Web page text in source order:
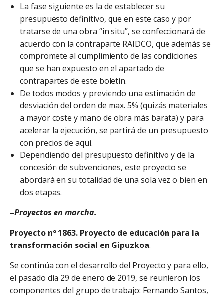
La fase siguiente es la de establecer su
presupuesto definitivo, que en este caso y por
tratarse de una obra “in situ”, se confeccionará de
acuerdo con la contraparte RAIDCO, que además se
compromete al cumplimiento de las condiciones
que se han expuesto en el apartado de
contrapartes de este boletín.
De todos modos y previendo una estimación de
desviación del orden de max. 5% (quizás materiales
a mayor coste y mano de obra más barata) y para
acelerar la ejecución, se partirá de un presupuesto
con precios de aquí.
Dependiendo del presupuesto definitivo y de la
concesión de subvenciones, este proyecto se
abordará en su totalidad de una sola vez o bien en
dos etapas.
–Proyectos en marcha.
Proyecto nº 1863. Proyecto de educación para la
transformación social en Gipuzkoa.
Se continúa con el desarrollo del Proyecto y para ello,
el pasado día 29 de enero de 2019, se reunieron los
componentes del grupo de trabajo: Fernando Santos,